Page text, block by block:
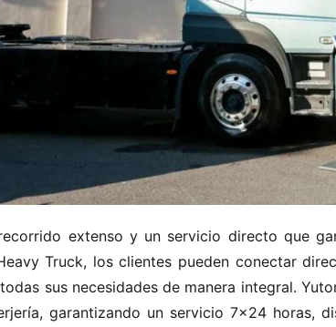
extenso y un servicio directo que
Truck, los clientes pueden conectar
sus necesidades de manera integral.
garantizando un servicio 7×24 horas,